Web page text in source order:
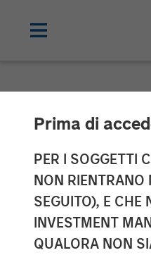
Prima di
PER I SOGGETTI
NON RIENTRANO
SEGUITO), E CHE
INVESTMENT
QUALORA NON